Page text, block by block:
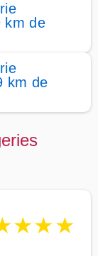
km de
km de
★★★